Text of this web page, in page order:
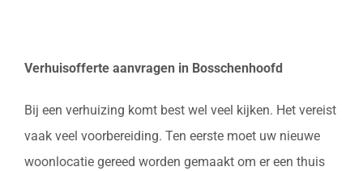
Verhuisofferte aanvragen in Bosschenhoofd
Bij een verhuizing komt best wel veel kijken. Het vereist
vaak veel voorbereiding. Ten eerste moet uw nieuwe
woonlocatie gereed worden gemaakt om er een thuis